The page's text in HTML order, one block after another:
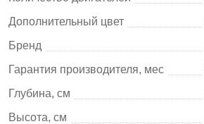
Дополнительный цвет
Бренд
Гарантия производителя, мес
Глубина, см
Высота, см